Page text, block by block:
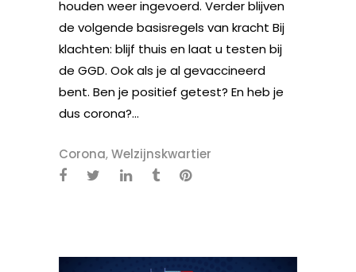
houden weer ingevoerd. Verder blijven
de volgende basisregels van kracht Bij
klachten: blijf thuis en laat u testen bij
de GGD. Ook als je al gevaccineerd
bent. Ben je positief getest? En heb je
dus corona?...
Corona,Welzijnskwartier